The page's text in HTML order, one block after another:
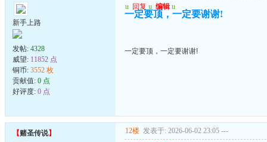
新手上路
发帖: 4328
威望: 11852 点
铜币: 3552 枚
贡献值: 0 点
好评度: 0 点
u 回复 u 编辑 u
一定要顶，一定要谢谢!
一定要顶，一定要谢谢!
【赌圣传说】 12楼 发表于: 2026-06-02 23:05 ---